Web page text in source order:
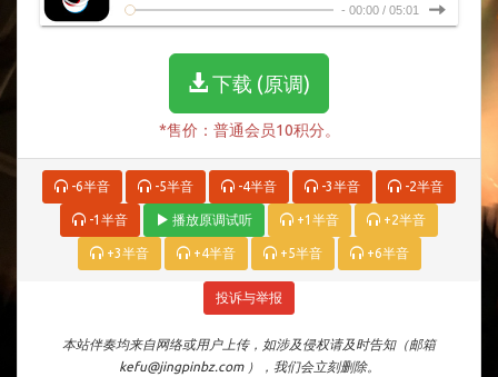
- 00:00 / 05:01
下载 (原调)
*售价：普通会员10积分。
-6半音 -5半音 -4半音 -3半音 -2半音
-1半音 播放原调试听 +1半音 +2半音
+3半音 +4半音 +5半音 +6半音
投诉与举报
本站伴奏均来自网络或用户上传，如涉及侵权请及时告知（邮箱
kefu@jingpinbz.com ），我们会立刻删除。